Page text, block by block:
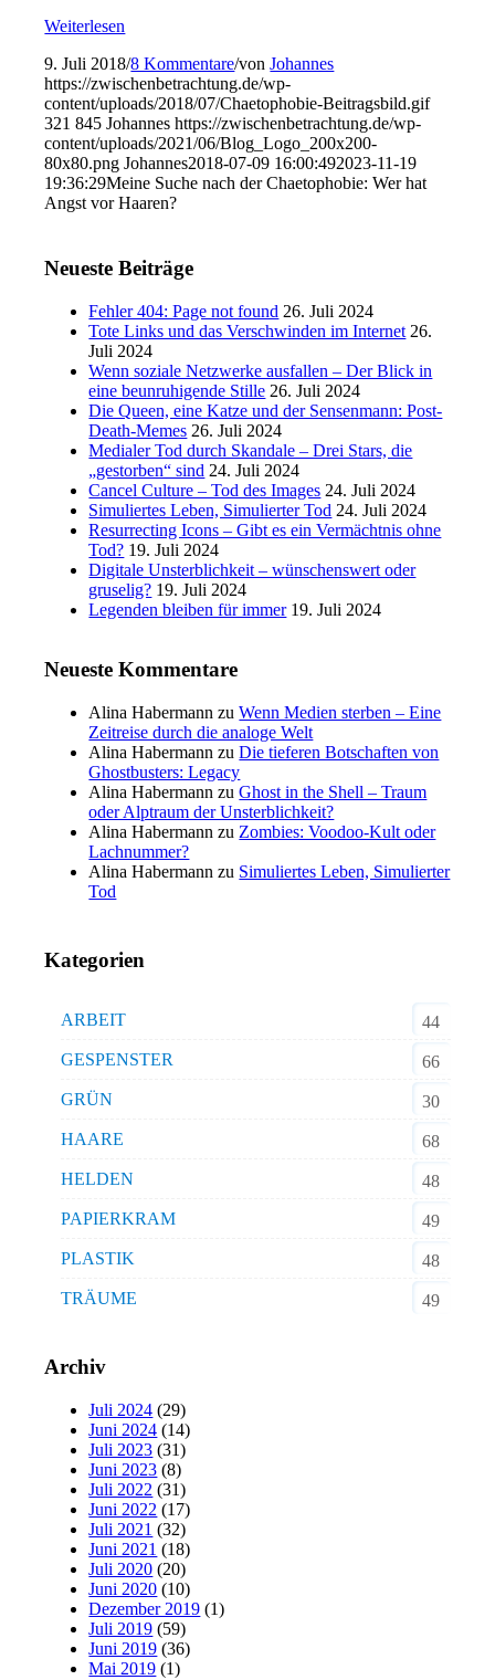
Weiterlesen
9. Juli 2018/8 Kommentare/vonJohannes
https://zwischenbetrachtung.de/wp-
content/uploads/2018/07/Chaetophobie-Beitragsbild.gif
321 845 Johannes https://zwischenbetrachtung.de/wp-
content/uploads/2021/06/Blog_Logo_200x200-
80x80.png Johannes2018-07-09 16:00:492023-11-19
19:36:29Meine Suche nach der Chaetophobie: Wer hat
Angst vor Haaren?
Neueste Beiträge
Fehler 404: Page not found 26. Juli 2024
Tote Links und das Verschwinden im Internet 26.
Juli 2024
Wenn soziale Netzwerke ausfallen – Der Blick in
eine beunruhigende Stille 26. Juli 2024
Die Queen, eine Katze und der Sensenmann: Post-
Death-Memes 26. Juli 2024
Medialer Tod durch Skandale – Drei Stars, die
„gestorben“ sind 24. Juli 2024
Cancel Culture – Tod des Images 24. Juli 2024
Simuliertes Leben, Simulierter Tod 24. Juli 2024
Resurrecting Icons – Gibt es ein Vermächtnis ohne
Tod? 19. Juli 2024
Digitale Unsterblichkeit – wünschenswert oder
gruselig? 19. Juli 2024
Legenden bleiben für immer 19. Juli 2024
Neueste Kommentare
Alina Habermann zuWenn Medien sterben – Eine
Zeitreise durch die analoge Welt
Alina Habermann zuDie tieferen Botschaften von
Ghostbusters: Legacy
Alina Habermann zuGhost in the Shell – Traum
oder Alptraum der Unsterblichkeit?
Alina Habermann zu Zombies: Voodoo-Kult oder
Lachnummer?
Alina Habermann zu Simuliertes Leben, Simulierter
Tod
Kategorien
ARBEIT
44
GESPENSTER
66
GRÜN
30
HAARE
68
HELDEN
48
PAPIERKRAM
49
PLASTIK
48
TRÄUME
49
Archiv
Juli 2024 (29)
Juni 2024 (14)
Juli 2023 (31)
Juni 2023 (8)
Juli 2022 (31)
Juni 2022 (17)
Juli 2021 (32)
Juni 2021 (18)
Juli 2020 (20)
Juni 2020 (10)
Dezember 2019 (1)
Juli 2019 (59)
Juni 2019 (36)
Mai 2019 (1)